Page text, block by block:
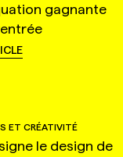
gagnante
ET CRÉATIVITÉ
le design de